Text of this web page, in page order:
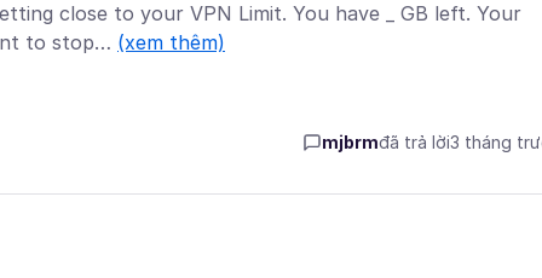
close to your VPN Limit. You have _ GB left. Your
to stop… (xem thêm)
mjbrmđã trả lời3 tháng